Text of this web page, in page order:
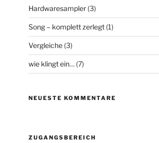
Hardwaresampler(3)
Song – komplett zerlegt(1)
Vergleiche(3)
wie klingt ein…(7)
NEUESTE KOMMENTARE
ZUGANGSBEREICH